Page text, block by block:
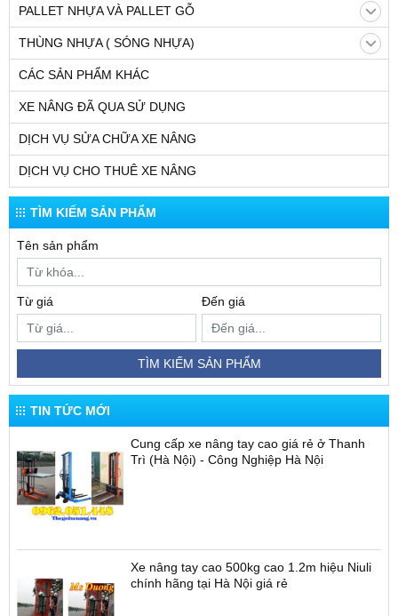
PALLET NHỰA VÀ PALLET GỖ
THÙNG NHỰA ( SÓNG NHỰA)
CÁC SẢN PHẨM KHÁC
XE NÂNG ĐÃ QUA SỬ DỤNG
DỊCH VỤ SỬA CHỮA XE NÂNG
DỊCH VỤ CHO THUÊ XE NÂNG
TÌM KIẾM SẢN PHẨM
Tên sản phẩm
Từ giá Đến giá
TÌM KIẾM SẢN PHẨM
TIN TỨC MỚI
Cung cấp xe nâng tay cao giá rẻ ở Thanh
Trì (Hà Nội) - Công Nghiệp Hà Nội
Xe nâng tay cao 500kg cao 1.2m hiệu Niuli
chính hãng tại Hà Nội giá rẻ